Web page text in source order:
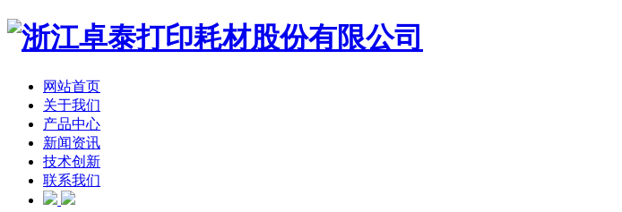
网站首页
关于我们
产品中心
新闻资讯
技术创新
联系我们